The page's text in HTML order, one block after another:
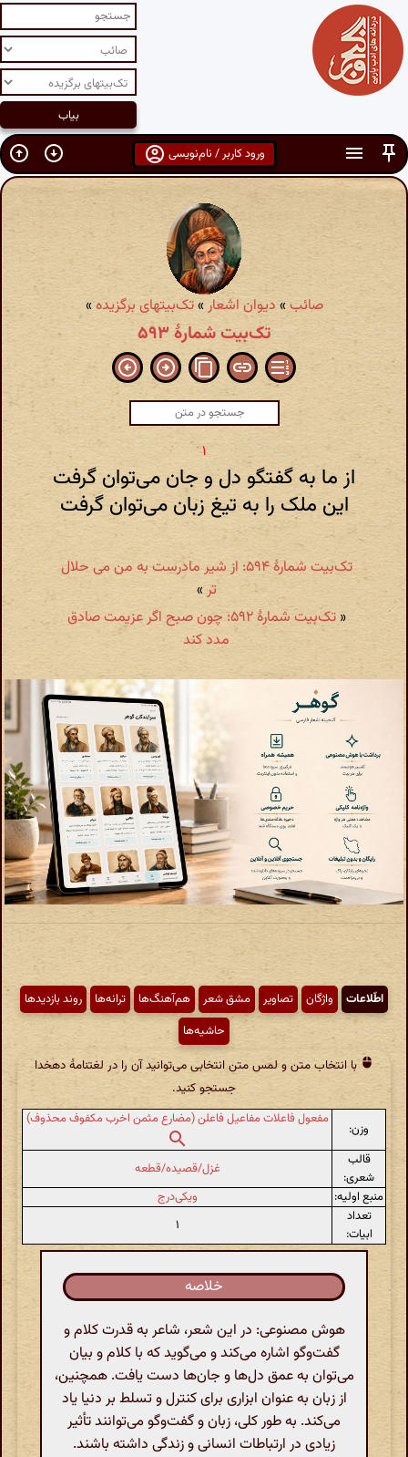
ورود کاربر / نام‌نویسی
صائب»دیوان اشعار »تک‌بیتهای برگزیده»
تک‌بیت شمارهٔ ۵۹۳
از ما به گفتگو دل و جان می‌توان گرفت
این ملک را به تیغ زبان می‌توان گرفت
تک‌بیت شمارهٔ ۵۹۴: از شیر مادرست به من می حلال
تر »
«
تک‌بیت شمارهٔ ۵۹۲: چون صبح اگر عزیمت صادق
مدد کند
اطّلاعات واژگان تصاویر مشق شعر هم‌آهنگ‌ها ترانه‌ها
روند بازدیدها
حاشیه‌ها
با انتخاب متن و لمس متن انتخابی می‌توانید آن را در لغتنامهٔ دهخدا
جستجو کنید.
وزن:
مفعول فاعلات مفاعیل فاعلن (مضارع مثمن اخرب مکفوف محذوف)
قالب
شعری:
غزل/قصیده/قطعه
منبع اولیه:
ویکی‌درج
تعداد
ابیات:
۱
خلاصه
هوش مصنوعی: در این شعر، شاعر به قدرت کلام و
گفت‌وگو اشاره می‌کند و می‌گوید که با کلام و بیان
می‌توان به عمق دل‌ها و جان‌ها دست یافت. همچنین،
از زبان به عنوان ابزاری برای کنترل و تسلط بر دنیا یاد
می‌کند. به طور کلی، زبان و گفت‌وگو می‌توانند تأثیر
زیادی در ارتباطات انسانی و زندگی داشته باشند.